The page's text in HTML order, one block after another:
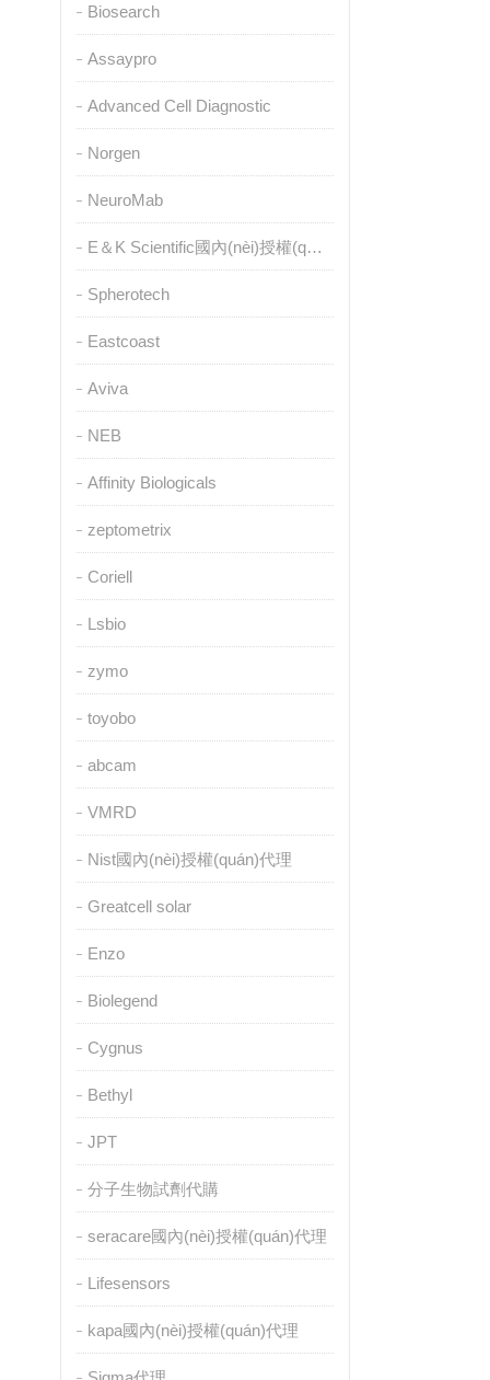
Biosearch
Assaypro
Advanced Cell Diagnostic
Norgen
NeuroMab
E＆K Scientific國內(nèi)授權(quán)代理
Spherotech
Eastcoast
Aviva
NEB
Affinity Biologicals
zeptometrix
Coriell
Lsbio
zymo
toyobo
abcam
VMRD
Nist國內(nèi)授權(quán)代理
Greatcell solar
Enzo
Biolegend
Cygnus
Bethyl
JPT
分子生物試劑代購
seracare國內(nèi)授權(quán)代理
Lifesensors
kapa國內(nèi)授權(quán)代理